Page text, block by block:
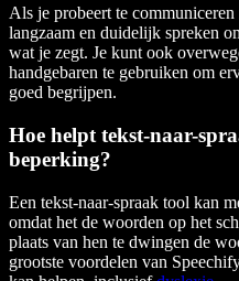
Als je probeert te
langzaam en duidelijk spreken
wat je zegt. Je kunt ook
handgebaren te gebruiken om
goed begrijpen.
Hoe helpt tekst-naar-
beperking?
Een tekst-naar-spraak tool kan
omdat het de woorden op het
plaats van hen te dwingen de
grootste voordelen van